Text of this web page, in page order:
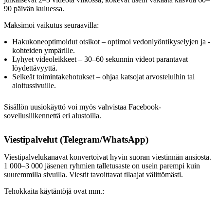
90 päivän kuluessa.
Maksimoi vaikutus seuraavilla:
Hakukoneoptimoidut otsikot – optimoi vedonlyöntikyselyjen ja -
kohteiden ympärille.
Lyhyet videoleikkeet – 30–60 sekunnin videot parantavat
löydettävyyttä.
Selkeät toimintakehotukset – ohjaa katsojat arvosteluihin tai
aloitussivuille.
Sisällön uusiokäyttö voi myös vahvistaa Facebook-
sovellusliikennettä eri alustoilla.
Viestipalvelut (Telegram/WhatsApp)
Viestipalvelukanavat konvertoivat hyvin suoran viestinnän ansiosta.
1 000–3 000 jäsenen ryhmien talletusaste on usein parempi kuin
suuremmilla sivuilla. Viestit tavoittavat tilaajat välittömästi.
Tehokkaita käytäntöjä ovat mm.: